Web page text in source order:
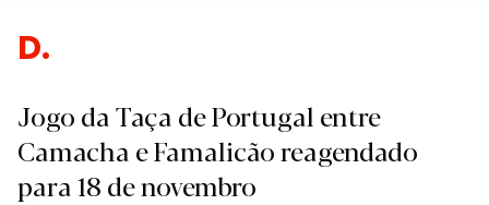
De
Jogo da Taça de Portugal entre
Camacha e Famalicão reagendado
para 18 de novembro